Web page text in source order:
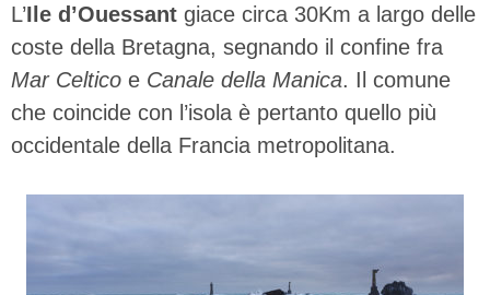
L’Ile d’Ouessant giace circa 30Km a largo delle
coste della Bretagna, segnando il confine fra
Mar Celtico e Canale della Manica. Il comune
che coincide con l’isola è pertanto quello più
occidentale della Francia metropolitana.